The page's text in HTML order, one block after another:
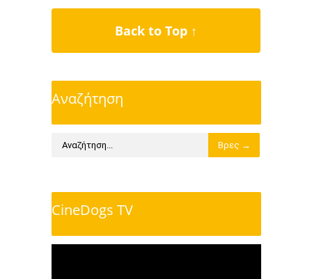
Back to Top ↑
Αναζήτηση
CineDogs TV